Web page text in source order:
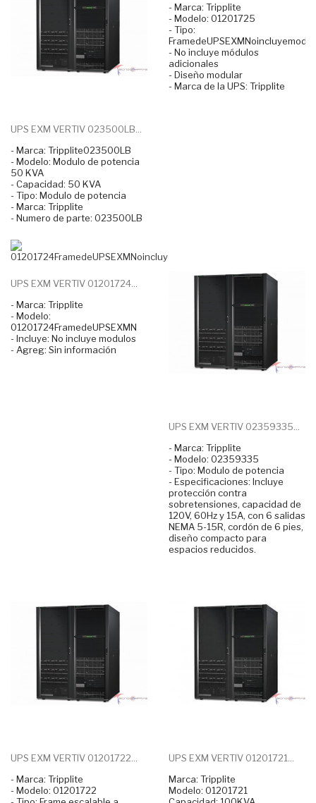
UPS EXM VERTIV 023500LB...
- Marca: Tripplite023500LB
- Modelo: Modulo de potencia
50 KVA
- Capacidad: 50 KVA
- Tipo: Modulo de potencia
- Marca: Tripplite
- Numero de parte: 023500LB
- Marca: Tripplite
- Modelo: 01201725
- Tipo:
- No incluye módulos
adicionales
- Diseño modular
- Marca de la UPS: Tripplite
UPS EXM VERTIV 01201724...
- Marca: Tripplite
- Modelo:
01201724FramedeUPSEXMN
- Incluye: No incluye modulos
- Agreg: Sin información
UPS EXM VERTIV 02359335...
- Marca: Tripplite
- Modelo: 02359335
- Tipo: Modulo de potencia
- Especificaciones: Incluye
protección contra
sobretensiones, capacidad de
120V, 60Hz y 15A, con 6 salidas
NEMA 5-15R, cordón de 6 pies,
diseño compacto para
espacios reducidos.
UPS EXM VERTIV 01201722...
- Marca: Tripplite
- Modelo: 01201722
UPS EXM VERTIV 01201721...
Marca: Tripplite
Modelo: 01201721